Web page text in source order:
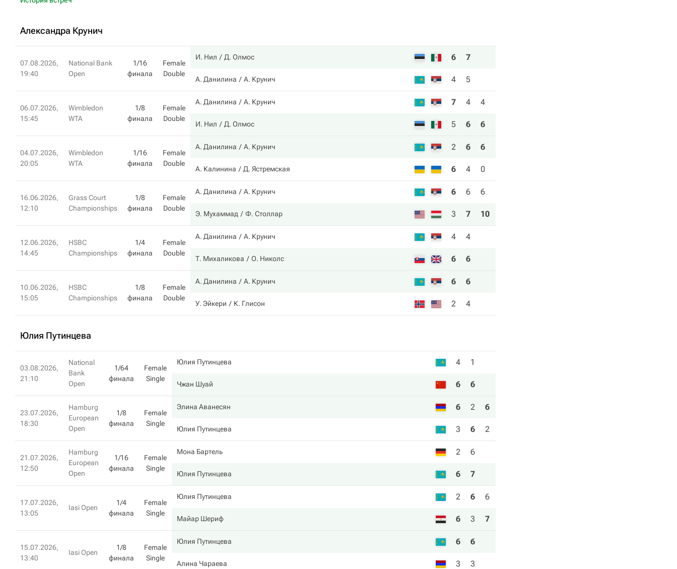
Александра Крунич
07.08.2026,
19:40
National Bank
Open
1/16
финала
Female
Double
И. Нил Д. Олмос 6 7
А. Данилина А. Крунич 4 5
06.07.2026,
15:45
Wimbledon
WTA
1/8
финала
Female
Double
А. Данилина А. Крунич 7 4 4
И. Нил Д. Олмос 5 6 6
04.07.2026,
20:05
Wimbledon
WTA
1/16
финала
Female
Double
А. Данилина А. Крунич 2 6 6
А. Калинина Д. Ястремская 6 4 0
16.06.2026,
12:10
Grass Court
Championships
1/8
финала
Female
Double
А. Данилина А. Крунич 6 6 6
Э. Мухаммад Ф. Столлар 3 7 10
12.06.2026,
14:45
HSBC
Championships
1/4
финала
Female
Double
А. Данилина А. Крунич 4 4
Т. Михаликова О. Николс 6 6
10.06.2026,
15:05
HSBC
Championships
1/8
финала
Female
Double
А. Данилина А. Крунич 6 6
У. Эйкери К. Глисон 2 4
Юлия Путинцева
03.08.2026,
21:10
National
Bank
Open
1/64
финала
Female
Single
Юлия Путинцева 4 1
Чжан Шуай 6 6
23.07.2026,
18:30
Hamburg
European
Open
1/8
финала
Female
Single
Элина Аванесян 6 2 6
Юлия Путинцева 3 6 2
21.07.2026,
12:50
Hamburg
European
Open
1/16
финала
Female
Single
Мона Бартель 2 6
Юлия Путинцева 6 7
17.07.2026,
13:05
Iasi Open
1/4
финала
Female
Single
Юлия Путинцева 2 6 6
Майар Шериф 6 3 7
15.07.2026,
13:40
Iasi Open
1/8
финала
Female
Single
Юлия Путинцева 6 6
Алина Чараева 3 3